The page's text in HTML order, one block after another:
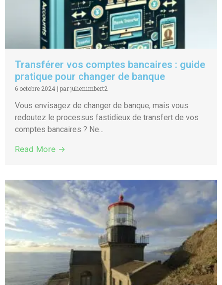
Transférer vos comptes bancaires : guide
pratique pour changer de banque
6 octobre 2024 | par julienimbert2
Vous envisagez de changer de banque, mais vous
redoutez le processus fastidieux de transfert de vos
comptes bancaires ? Ne...
Read More →